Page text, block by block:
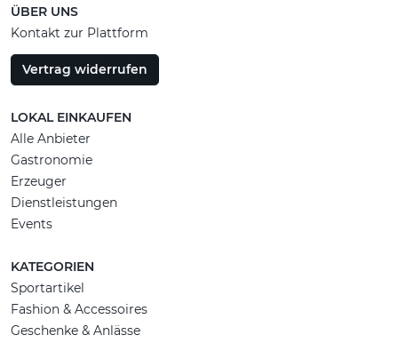
ÜBER UNS
Kontakt zur Plattform
Vertrag widerrufen
LOKAL EINKAUFEN
Alle Anbieter
Gastronomie
Erzeuger
Dienstleistungen
Events
KATEGORIEN
Sportartikel
Fashion & Accessoires
Geschenke & Anlässe